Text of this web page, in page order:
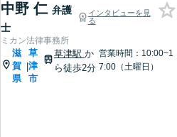
中野 仁 弁護
士
インタビューを見
る
ミカン法律事務所
滋
賀
県
|
草
津
市
草津駅 か
ら徒歩2分
営業時間：10:00~1
7:00（土曜日）